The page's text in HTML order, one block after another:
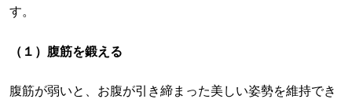
す。
（１）腹筋を鍛える
腹筋が弱いと、お腹が引き締まった美しい姿勢を維持でき